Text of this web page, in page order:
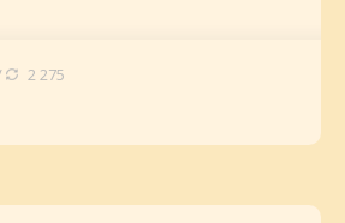
2 275